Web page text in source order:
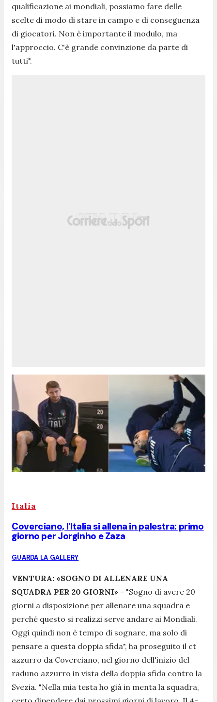
qualificazione ai mondiali, possiamo fare delle
scelte di modo di stare in campo e di conseguenza
di giocatori. Non è importante il modulo, ma
l'approccio. C'è grande convinzione da parte di
tutti".
Italia
Coverciano, l'Italia si allena in palestra: primo
giorno per Jorginho e Zaza
GUARDA LA GALLERY
VENTURA: «SOGNO DI ALLENARE UNA
SQUADRA PER 20 GIORNI» - "Sogno di avere 20
giorni a disposizione per allenare una squadra e
perché questo si realizzi serve andare ai Mondiali.
Oggi quindi non è tempo di sognare, ma solo di
pensare a questa doppia sfida", ha proseguito il ct
azzurro da Coverciano, nel giorno dell'inizio del
raduno azzurro in vista della doppia sfida contro la
Svezia. "Nella mia testa ho già in menta la squadra,